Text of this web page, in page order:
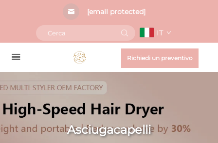
[email protected]
IT
Richiedi un preventivo
Asciugacapelli